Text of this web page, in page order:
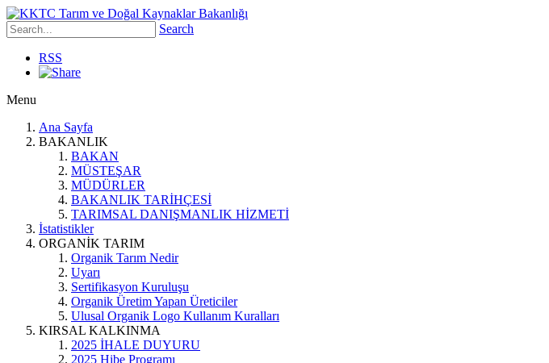
Search
RSS
Menu
Ana Sayfa
BAKANLIK
BAKAN
MÜSTEŞAR
MÜDÜRLER
BAKANLIK TARİHÇESİ
TARIMSAL DANIŞMANLIK HİZMETİ
İstatistikler
ORGANİK TARIM
Organik Tarım Nedir
Uyarı
Sertifikasyon Kuruluşu
Organik Üretim Yapan Üreticiler
Ulusal Organik Logo Kullanım Kuralları
KIRSAL KALKINMA
2025 İHALE DUYURU
2025 Hibe Programı